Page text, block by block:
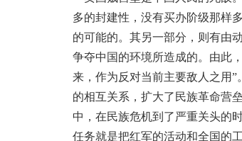
多的封建性，没有买办阶级那样
的可能的。其另一部分，则有由
争夺中国的环境所造成的。由此
来，作为反对当前主要敌人之用
的相互关系，扩大了民族革命营
中，在民族危机到了严重关头的
任务就是把红军的活动和全国的